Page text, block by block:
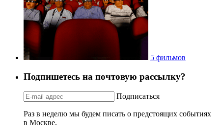
5 фильмов
Подпишетесь на почтовую рассылку?
Подписаться
Раз в неделю мы будем писать о предстоящих событиях
в Москве.